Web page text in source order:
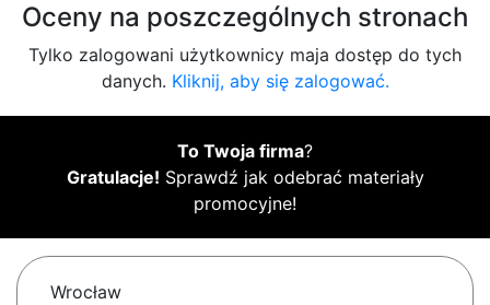
Oceny na poszczególnych stronach
Tylko zalogowani użytkownicy maja dostęp do tych
danych. Kliknij, aby się zalogować.
To Twoja firma?
Gratulacje! Sprawdź jak odebrać materiały
promocyjne!
Wrocław